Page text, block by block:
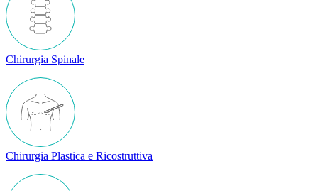
Chirurgia Spinale
Chirurgia Plastica e Ricostruttiva